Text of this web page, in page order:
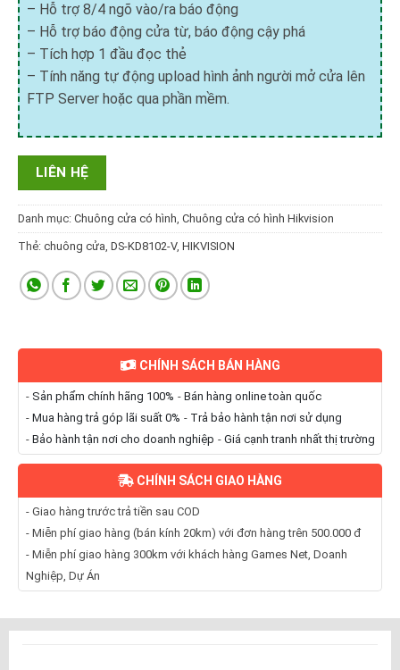
– Hỗ trợ 8/4 ngõ vào/ra báo động
– Hỗ trợ báo động cửa từ, báo động cậy phá
– Tích hợp 1 đầu đọc thẻ
– Tính năng tự động upload hình ảnh người mở cửa lên
FTP Server hoặc qua phần mềm.
LIÊN HỆ
Danh mục: Chuông cửa có hình Chuông cửa có hình Hikvision
Thẻ: chuông cửa DS-KD8102-V, HIKVISION
CHÍNH SÁCH BÁN HÀNG
- Sản phẩm chính hãng 100% - Bán hàng online toàn quốc
- Mua hàng trả góp lãi suất 0% - Trả bảo hành tận nơi sử dụng
- Bảo hành tận nơi cho doanh nghiệp - Giá cạnh tranh nhất thị trường
CHÍNH SÁCH GIAO HÀNG
- Giao hàng trước trả tiền sau COD
- Miễn phí giao hàng (bán kính 20km) với đơn hàng trên 500.000 đ
- Miễn phí giao hàng 300km với khách hàng Games Net, Doanh
Nghiệp, Dự Án